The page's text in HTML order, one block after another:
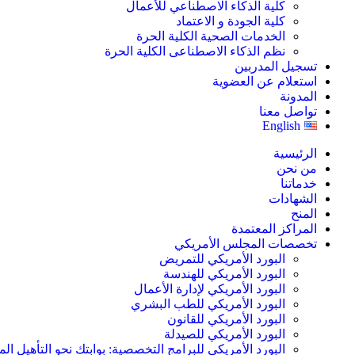
كلية الذكاء الاصطناعي للأعمال
كلية الجودة و الاعتماد
الخدمات الصحية الكلية الحرة
نظم الذكاء الاصطناعى الكلية الحرة
تسجيل المدربين
استعلام عن العضوية
المدونة
تواصل معنا
English
الرئيسية
من نحن
خدماتنا
الشهادات
المنح
المراكز المعتمدة
تخصصات المجلس الأمريكي
البورد الأمريكي للتمريض
البورد الأمريكي للهندسة
البورد الأمريكي لإدارة الأعمال
البورد الأمريكي للطب البشري
البورد الأمريكي للقانون
البورد الأمريكي للصيدلة
البورد الأمريكي للبرامج التخصصية: بوابتك نحو التأهيل